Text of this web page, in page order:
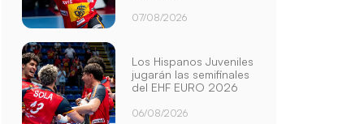
07/08/2026
Los Hispanos Juveniles
jugarán las semifinales
del EHF EURO 2026
06/08/2026